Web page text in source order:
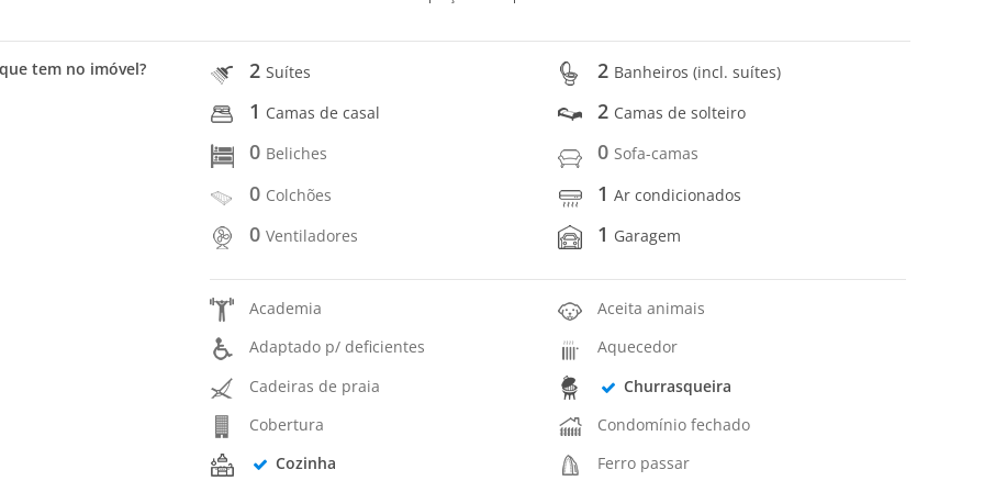
tem no imóvel? 2Suítes 2 Banheiros (incl. suítes)
1 Camas de casal 2 Camas de solteiro
0 Beliches 0 Sofa-camas
0 Colchões 1Ar condicionados
0Ventiladores 1 Garagem
Academia
Aceita animais
Adaptado p/ deficientes
Aquecedor
Cadeiras de praia
Churrasqueira
Cobertura
Condomínio fechado
Cozinha
Ferro passar